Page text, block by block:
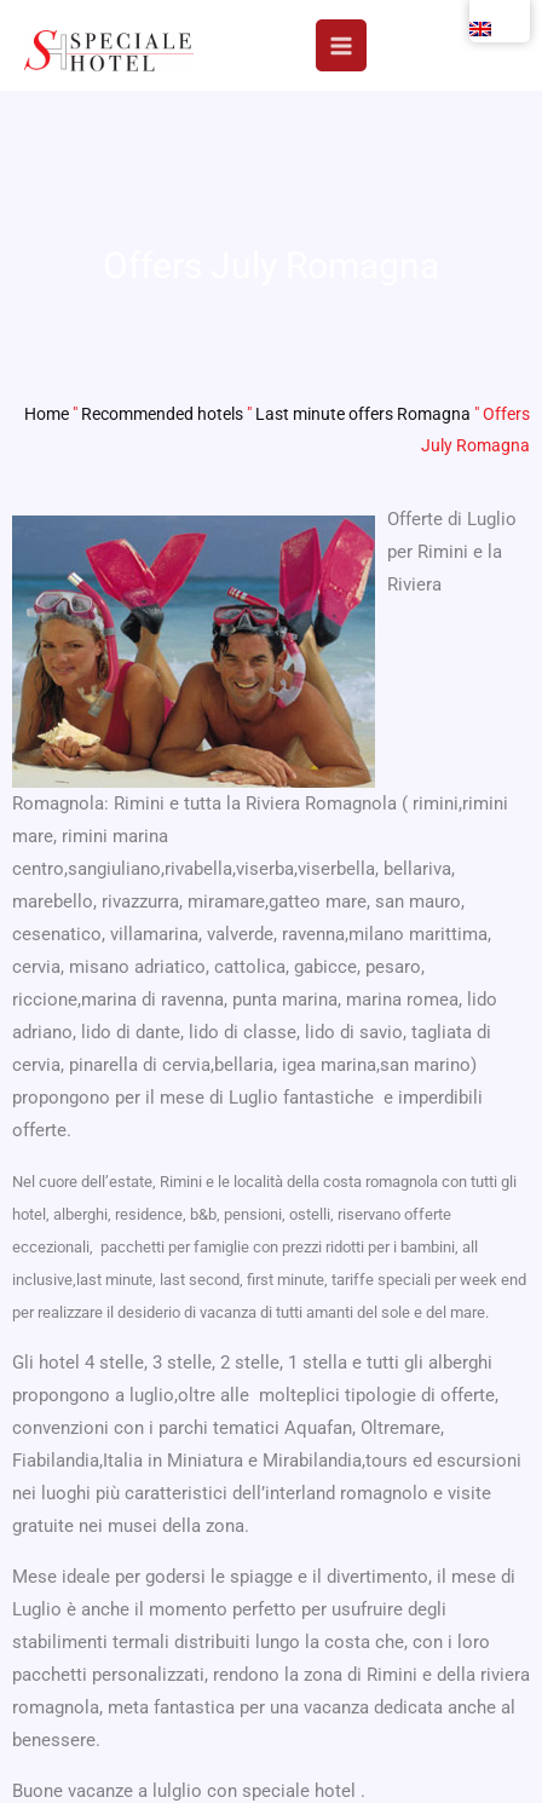
Home " Recommended hotels " Last minute offers Romagna "Offers
July Romagna
Offerte di Luglio
per Rimini e la
Riviera
Romagnola: Rimini e tutta la Riviera Romagnola ( rimini,rimini
mare, rimini marina
centro,sangiuliano,rivabella,viserba,viserbella, bellariva,
marebello, rivazzurra, miramare,gatteo mare, san mauro,
cesenatico, villamarina, valverde, ravenna,milano marittima,
cervia, misano adriatico, cattolica, gabicce, pesaro,
riccione,marina di ravenna, punta marina, marina romea, lido
adriano, lido di dante, lido di classe, lido di savio, tagliata di
cervia, pinarella di cervia,bellaria, igea marina,san marino)
propongono per il mese di Luglio fantastiche e imperdibili
offerte.
Nel cuore dell’estate, Rimini e le località della costa romagnola con tutti gli
hotel, alberghi, residence, b&b, pensioni, ostelli, riservano offerte
eccezionali, pacchetti per famiglie con prezzi ridotti per i bambini, all
inclusive,last minute, last second, first minute, tariffe speciali per week end
per realizzare il desiderio di vacanza di tutti amanti del sole e del mare.
Gli hotel 4 stelle, 3 stelle, 2 stelle, 1 stella e tutti gli alberghi
propongono a luglio,oltre alle molteplici tipologie di offerte,
convenzioni con i parchi tematici Aquafan, Oltremare,
Fiabilandia,Italia in Miniatura e Mirabilandia,tours ed escursioni
nei luoghi più caratteristici dell’interland romagnolo e visite
gratuite nei musei della zona.
Mese ideale per godersi le spiagge e il divertimento, il mese di
Luglio è anche il momento perfetto per usufruire degli
stabilimenti termali distribuiti lungo la costa che, con i loro
pacchetti personalizzati, rendono la zona di Rimini e della riviera
romagnola, meta fantastica per una vacanza dedicata anche al
benessere.
Buone vacanze a lulglio con speciale hotel .